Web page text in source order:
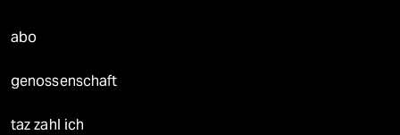
abo
genossenschaft
taz zahl ich